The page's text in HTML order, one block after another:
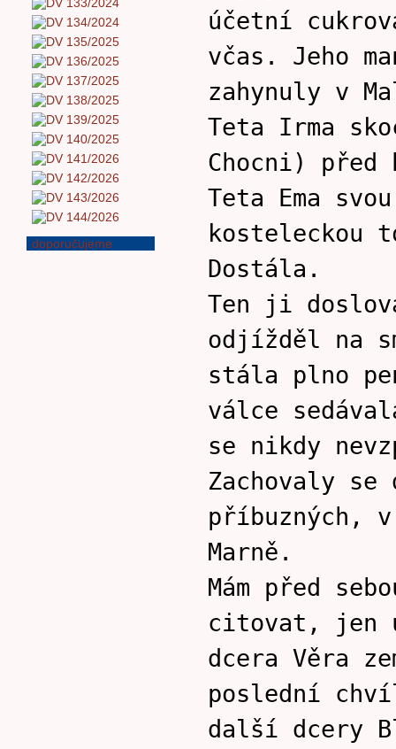
doporučujeme
účetní
včas. Jeho
zahynuly v
Teta Irma
Chocni)
Teta Ema
kosteleckou
Dostála.
Ten ji
odjížděl na
stála plno
válce
se nikdy
Zachovaly
příbuzných,
Marně.
Mám před
citovat, jen
dcera Věra
poslední
další dcery